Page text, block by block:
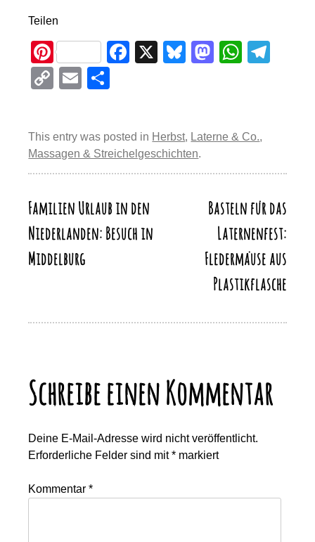
Teilen
Pi
nt
er
st
F
b
o
k
X
Bl
y
M
d
W
A
C
y
Li
k
E
n
This entry was posted in Herbst, Laterne & Co.,
Massagen & Streichelgeschichten.
Beitragsnavigation
Familien Urlaub in den
Niederlanden: Besuch in
Middelburg
Basteln für das
Laternenfest:
Fledermäuse aus
Plastikflasche
Schreibe einen Kommentar
Deine E-Mail-Adresse wird nicht veröffentlicht.
Erforderliche Felder sind mit* markiert
Kommentar*